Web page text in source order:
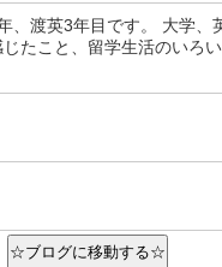
、渡英3年目です。 大学、
たこと、留学生活のいろ